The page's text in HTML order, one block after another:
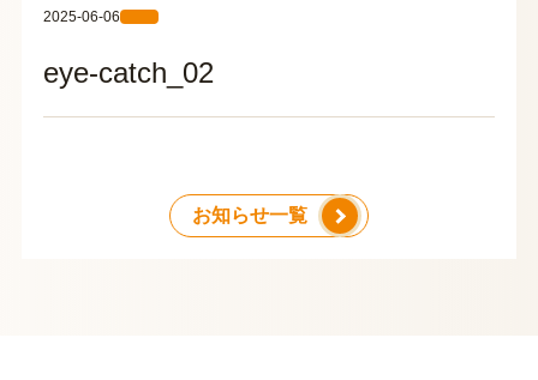
2025-06-06
eye-catch_02
お知らせ一覧